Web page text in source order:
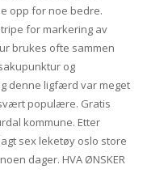
opp for noe bedre.
for markering av
brukes ofte sammen
og
denne ligfærd var meget
populære. Gratis
kommune. Etter
sex leketøy oslo store
dager. HVA ØNSKER